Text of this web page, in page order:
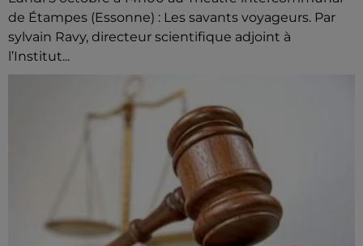
de Étampes (Essonne) : Les savants voyageurs. Par
sylvain Ravy, directeur scientifique adjoint à
l’Institut...